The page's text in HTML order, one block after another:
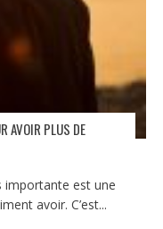
AVOIR PLUS DE
importante est une
avoir. C’est...